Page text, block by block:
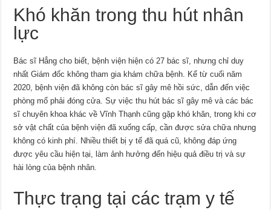
Khó khăn trong thu hút nhân
lực
Bác sĩ Hẳng cho biết, bệnh viện hiện có 27 bác sĩ, nhưng chỉ duy
nhất Giám đốc không tham gia khám chữa bệnh. Kể từ cuối năm
2020, bệnh viện đã không còn bác sĩ gây mê hồi sức, dẫn đến việc
phòng mổ phải đóng cửa. Sự việc thu hút bác sĩ gây mê và các bác
sĩ chuyên khoa khác về Vĩnh Thạnh cũng gặp khó khăn, trong khi cơ
sở vật chất của bệnh viện đã xuống cấp, cần được sửa chữa nhưng
không có kinh phí. Nhiều thiết bị y tế đã quá cũ, không đáp ứng
được yêu cầu hiện tại, làm ảnh hưởng đến hiệu quả điều trị và sự
hài lòng của bệnh nhân.
Thực trạng tại các trạm y tế